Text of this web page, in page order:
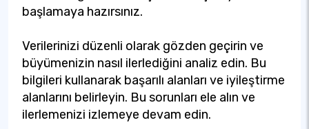
başlamaya hazırsınız.
Verilerinizi düzenli olarak gözden geçirin ve
büyümenizin nasıl ilerlediğini analiz edin. Bu
bilgileri kullanarak başarılı alanları ve iyileştirme
alanlarını belirleyin. Bu sorunları ele alın ve
ilerlemenizi izlemeye devam edin.